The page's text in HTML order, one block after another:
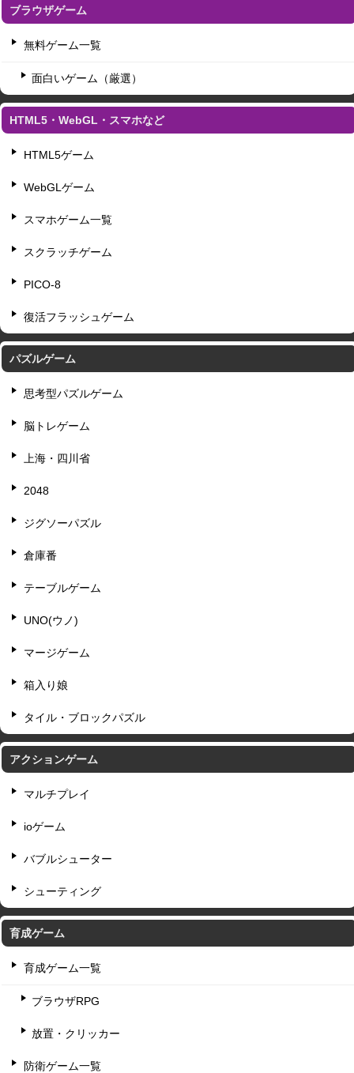
ブラウザゲーム
無料ゲーム一覧
面白いゲーム（厳選）
HTML5・WebGL・スマホなど
HTML5ゲーム
WebGLゲーム
スマホゲーム一覧
スクラッチゲーム
PICO-8
復活フラッシュゲーム
パズルゲーム
思考型パズルゲーム
脳トレゲーム
上海・四川省
2048
ジグソーパズル
倉庫番
テーブルゲーム
UNO(ウノ)
マージゲーム
箱入り娘
タイル・ブロックパズル
アクションゲーム
マルチプレイ
ioゲーム
バブルシューター
シューティング
育成ゲーム
育成ゲーム一覧
ブラウザRPG
放置・クリッカー
防衛ゲーム一覧